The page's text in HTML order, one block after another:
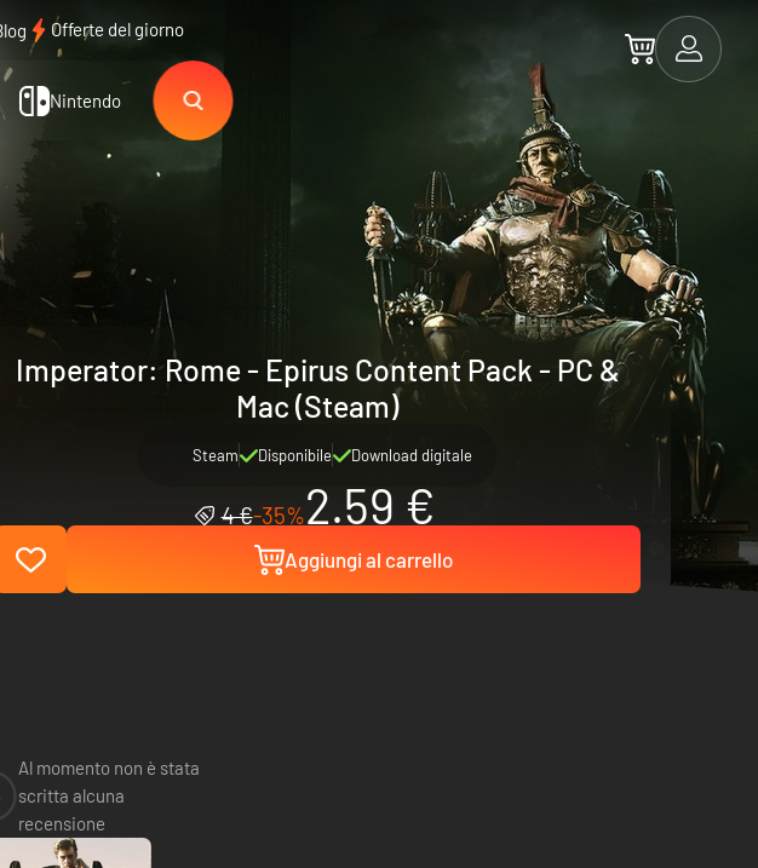
Offerte del giorno
Nintendo
Imperator: Rome - Epirus Content Pack - PC &
Mac (Steam)
Steam Disponibile Download digitale
4 €-35%2.59 €
Aggiungi al carrello
Al momento non è stata
scritta alcuna
recensione